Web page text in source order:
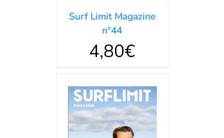
Surf Limit Magazine
nº44
4,80€
AÑADIR AL